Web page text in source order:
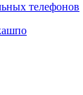
телефонов